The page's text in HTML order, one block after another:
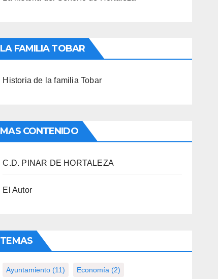
LA FAMILIA TOBAR
Historia de la familia Tobar
MAS CONTENIDO
C.D. PINAR DE HORTALEZA
El Autor
TEMAS
Ayuntamiento (11) Economía (2)